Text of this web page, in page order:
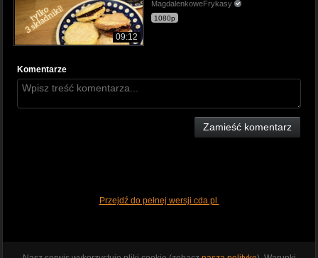
09:12
MagdalenkoweFrykasy
1080p
Komentarze
Zamieść komentarz
Przejdź do pełnej wersji cda.pl